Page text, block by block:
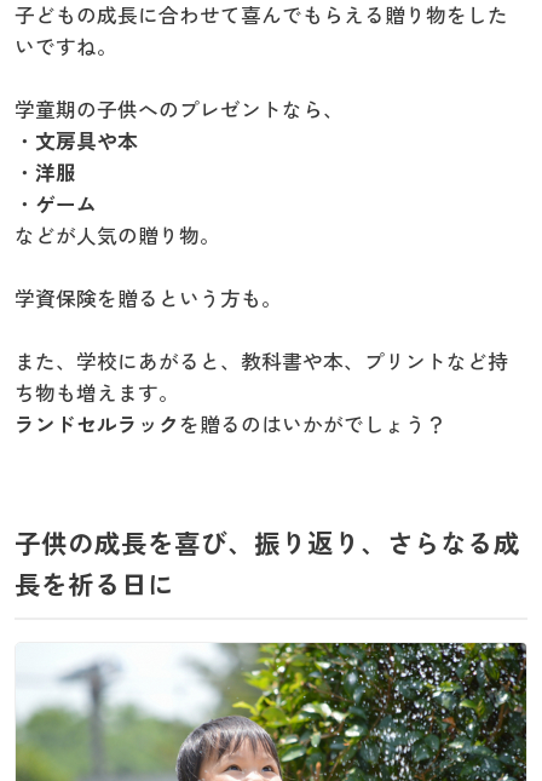
子どもの成長に合わせて喜んでもらえる贈り物をした
いですね。
学童期の子供へのプレゼントなら、
・ 文房具や本
・ 洋服
・ ゲーム
などが人気の贈り物。
学資保険を贈るという方も。
また、学校にあがると、教科書や本、プリントなど持
ち物も増えます。
ランドセルラックを贈るのはいかがでしょう？
子供の成長を喜び、振り返り、さらなる成
長を祈る日に